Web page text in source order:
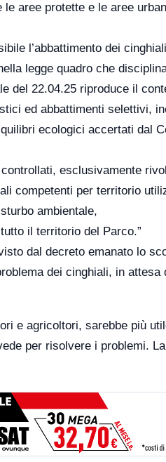
aree protette e le aree
l’abbattimento dei
legge quadro che
del 22.04.25 riproduce il
ed abbattimenti selettivi,
ecologici accertati dal
esclusivamente
competenti per territorio
ambientale,
il territorio del Parco.”
dal decreto emanato lo
dei cinghiali, in attesa
e agricoltori, sarebbe più
per risolvere i problemi.